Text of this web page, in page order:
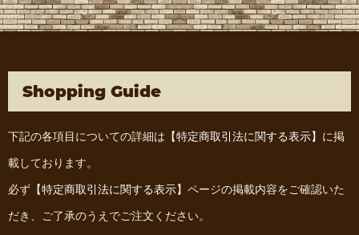
Shopping Guide
下記の各項目についての詳細は 【特定商取引法に関する表示】 に掲
載しております。
必ず 【特定商取引法に関する表示】 ページの掲載内容をご確認いた
だき、ご了承のうえでご注文ください。